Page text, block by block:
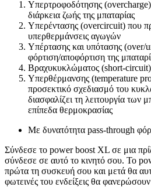
Υπερτροφοδότησης (overcharge)
διάρκεια ζωής της μπαταρίας
Υπερέντασης (overcircuit) που
υπερθερμάνσεις αγωγών
Υπέρτασης και υπότασης (over/
φόρτιση/αποφόρτιση της
Βραχυκυκλώματος (short-circuit)
Υπερθέρμανσης (temperature
προσεκτικό σχεδιασμό του
διασφαλίζει τη λειτουργία των
επίπεδα θερμοκρασίας
Με δυνατότητα pass-through
Σύνδεσε το power boost XL σε μια
σύνδεσε σε αυτό το κινητό σου. Το
πρώτα τη συσκευή σου και μετά θα
φωτεινές του ενδείξεις θα